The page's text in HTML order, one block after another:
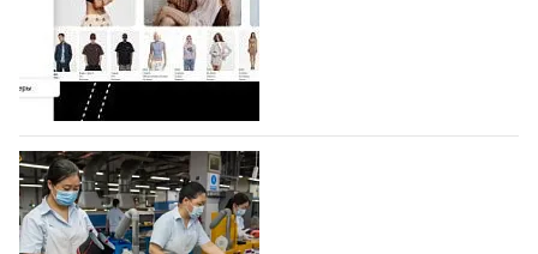
Co., Ltd., основанная в 2011 году и расположенная в
Гуанчжоу, столице моды Китая, является
профессиональной обувной компанией,
объединяющей разработку, производство и…
07.08.2026 592
На платформе Lamoda - новый раздел и
условия продвижения локальных
дизайнерских марок